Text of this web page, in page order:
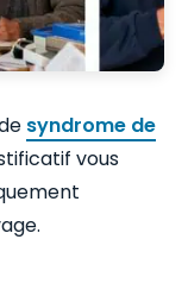
syndrome de
vous